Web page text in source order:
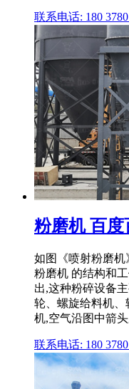
联系电话: 180 3780
粉磨机 百度
如图《喷射粉磨机
粉磨机 的结构和
出,这种粉碎设备
轮、螺旋给料机
机,空气沿图中箭
联系电话: 180 3780